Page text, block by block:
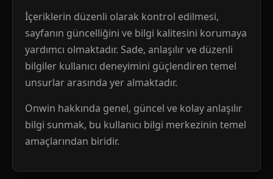
İçeriklerin düzenli olarak kontrol edilmesi,
sayfanın güncelliğini ve bilgi kalitesini korumaya
yardımcı olmaktadır. Sade, anlaşılır ve düzenli
bilgiler kullanıcı deneyimini güçlendiren temel
unsurlar arasında yer almaktadır.
Onwin hakkında genel, güncel ve kolay anlaşılır
bilgi sunmak, bu kullanıcı bilgi merkezinin temel
amaçlarından biridir.